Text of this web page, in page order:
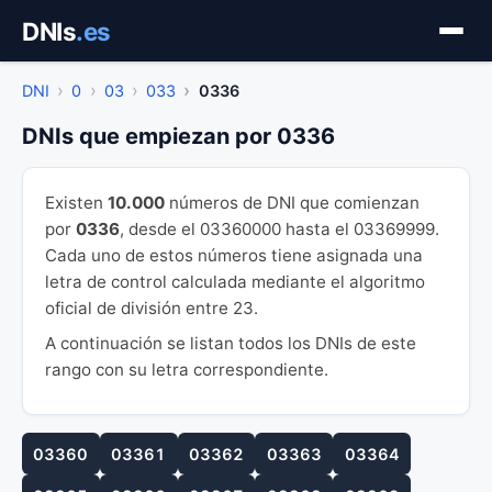
contenido
DNIs.es
DNI 0 03 033 0336
DNIs que empiezan por 0336
Existen 10.000 números de DNI que comienzan
por 0336, desde el 03360000 hasta el 03369999.
Cada uno de estos números tiene asignada una
letra de control calculada mediante el algoritmo
oficial de división entre 23.
A continuación se listan todos los DNIs de este
rango con su letra correspondiente.
03360 03361 03362 03363 03364